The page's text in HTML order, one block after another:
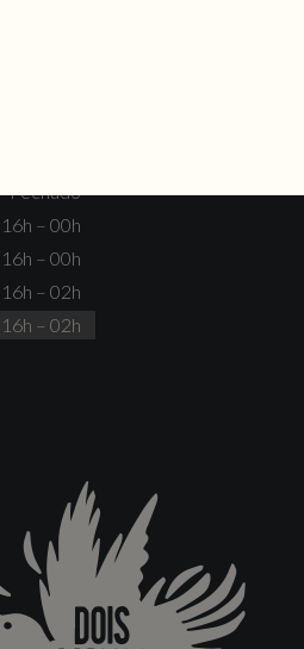
Fechado
16h – 00h
16h – 00h
16h – 02h
16h – 02h